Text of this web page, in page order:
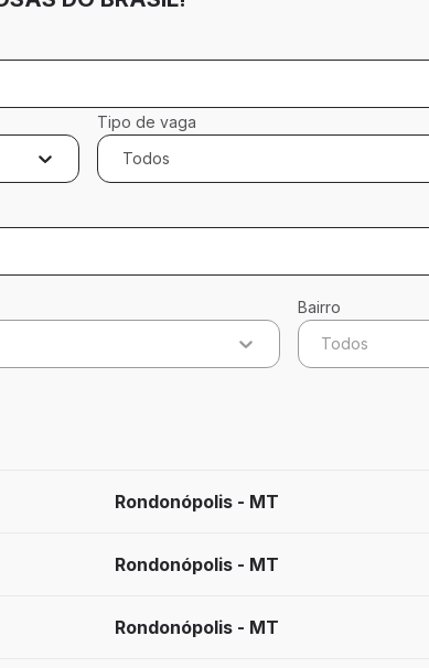
Tipo de vaga
Todos
Bairro
Todos
Rondonópolis - MT
Rondonópolis - MT
Rondonópolis - MT